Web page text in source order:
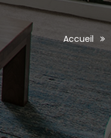
Accueil